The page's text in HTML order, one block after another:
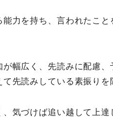
力を持ち、言われたこと
幅広く、先読みに配慮、
先読みしている素振りを
気づけば追い越して上達